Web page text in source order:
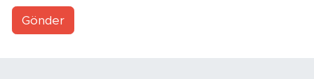
Gönder